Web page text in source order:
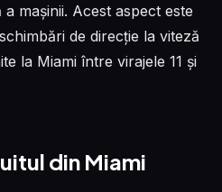
mașinii. Acest aspect este
de direcție la viteză
la Miami între virajele 11 și
din Miami